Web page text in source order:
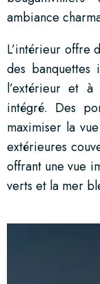
ambiance
L’intérieur offre
des
l’extérieur et
intégré. Des
maximiser la
extérieures
offrant une vue
verts et la mer